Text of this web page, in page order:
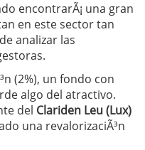
encontrarÃ¡ una gran
en este sector tan
analizar las
(2%), un fondo con
algo del atractivo.
del Clariden Leu (Lux)
una revalorizaciÃ³n